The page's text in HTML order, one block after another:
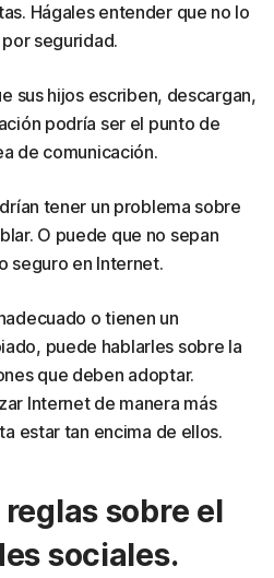
Hágales entender que no lo
seguridad.
sus hijos escriben, descargan,
podría ser el punto de
de comunicación.
tener un problema sobre
O puede que no sepan
seguro en Internet.
o tienen un
puede hablarles sobre la
que deben adoptar.
Internet de manera más
estar tan encima de ellos.
sobre el
sociales.